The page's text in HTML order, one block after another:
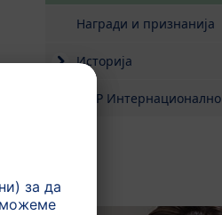
Награди и признанија
Историја
HiPP Интернационално